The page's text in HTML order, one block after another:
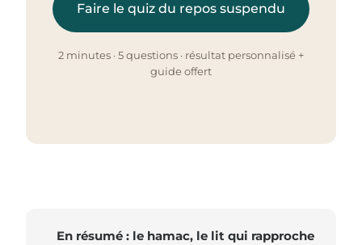
Faire le quiz du repos suspendu
2 minutes · 5 questions · résultat personnalisé +
guide offert
En résumé : le hamac, le lit qui rapproche